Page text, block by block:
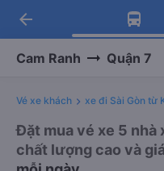
Tải app
Nhận ưu đãi
Tải app
-30k/ghế
arrow_back
Cam Ranh Quận 7
Vé xe khách xe đi Sài Gòn từ
Đặt mua vé xe 5 nhà
chất lượng cao và